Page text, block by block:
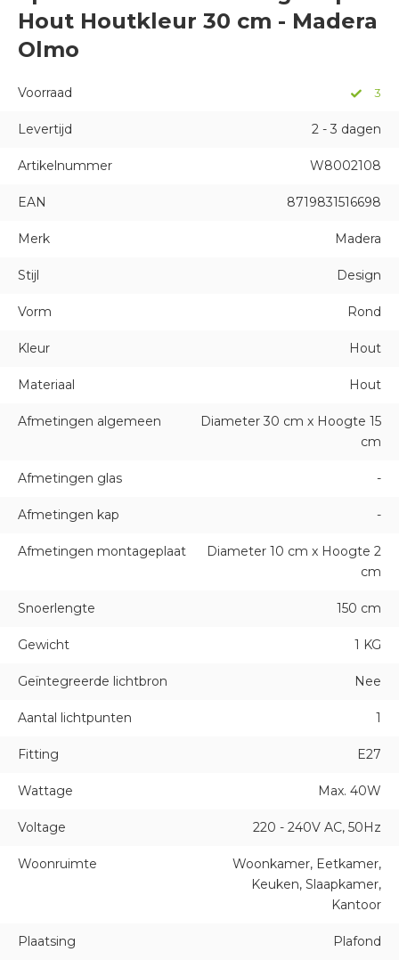
Hout Houtkleur 30 cm - Madera
Olmo
Voorraad 3
Levertijd 2 - 3 dagen
Artikelnummer W8002108
EAN 8719831516698
Merk Madera
Stijl Design
Vorm Rond
Kleur Hout
Materiaal Hout
Afmetingen algemeen
Diameter 30 cm x Hoogte 15
cm
Afmetingen glas -
Afmetingen kap -
Afmetingen montageplaat
Diameter 10 cm x Hoogte 2
cm
Snoerlengte 150 cm
Gewicht 1 KG
Geïntegreerde lichtbron Nee
Aantal lichtpunten 1
Fitting E27
Wattage Max. 40W
Voltage 220 - 240V AC, 50Hz
Woonruimte
Woonkamer, Eetkamer,
Keuken, Slaapkamer,
Kantoor
Plaatsing Plafond